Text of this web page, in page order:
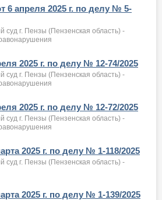
6 апреля 2025 г. по делу № 5-
суд г. Пензы (Пензенская область) -
2025 г. по делу № 12-74/2025
суд г. Пензы (Пензенская область) -
2025 г. по делу № 12-72/2025
суд г. Пензы (Пензенская область) -
2025 г. по делу № 1-118/2025
суд г. Пензы (Пензенская область) -
2025 г. по делу № 1-139/2025